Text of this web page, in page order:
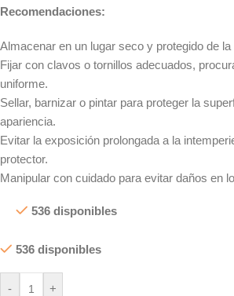
Recomendaciones:
Almacenar en un lugar seco y protegido de la
Fijar con clavos o tornillos adecuados,
uniforme.
Sellar, barnizar o pintar para proteger la
apariencia.
Evitar la exposición prolongada a la
protector.
Manipular con cuidado para evitar daños en
536 disponibles
536 disponibles
- +